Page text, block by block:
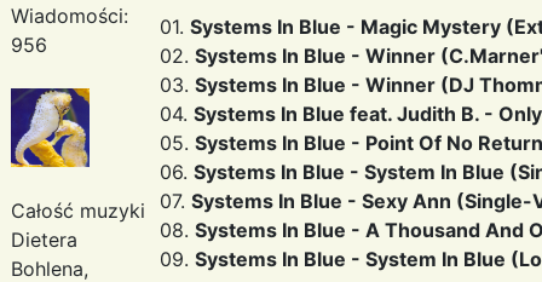
Wiadomości:
956
Całość muzyki
Dietera
Bohlena,
01. Systems In Blue - Magic Mystery
02. Systems In Blue - Winner
03. Systems In Blue - Winner (DJ
04. Systems In Blue feat. Judith B. -
05. Systems In Blue - Point Of No
06. Systems In Blue - System In Blue
07. Systems In Blue - Sexy Ann (Single-
08. Systems In Blue - A Thousand And
09. Systems In Blue - System In Blue